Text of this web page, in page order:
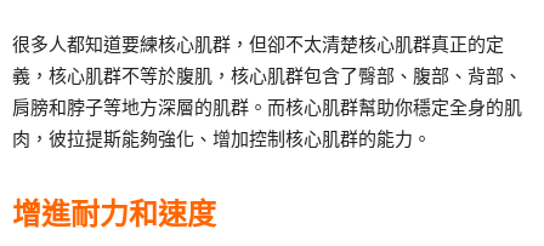
很多人都知道要練核心肌群，但卻不太清楚核心肌群真正的定
義，核心肌群不等於腹肌，核心肌群包含了臀部、腹部、背部、
肩膀和脖子等地方深層的肌群。而核心肌群幫助你穩定全身的肌
肉，彼拉提斯能夠強化、增加控制核心肌群的能力。
增進耐力和速度